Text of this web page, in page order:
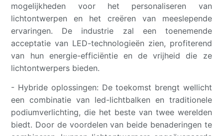
mogelijkheden voor het personaliseren van
lichtontwerpen en het creëren van meeslepende
ervaringen. De industrie zal een toenemende
acceptatie van LED-technologieën zien, profiterend
van hun energie-efficiëntie en de vrijheid die ze
lichtontwerpers bieden.
- Hybride oplossingen: De toekomst brengt wellicht
een combinatie van led-lichtbalken en traditionele
podiumverlichting, die het beste van twee werelden
biedt. Door de voordelen van beide benaderingen te